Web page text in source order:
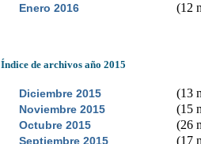
Enero 2016 (12
Índice de archivos año 2015
Diciembre 2015 (13
Noviembre 2015 (15
Octubre 2015 (26
Septiembre 2015 (17